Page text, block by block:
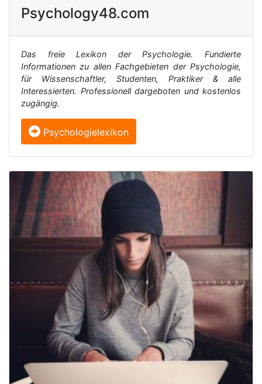
Psychology48.com
Das freie Lexikon der Psychologie. Fundierte
Informationen zu allen Fachgebieten der Psychologie,
für Wissenschaftler, Studenten, Praktiker & alle
Interessierten. Professionell dargeboten und kostenlos
zugängig.
Psychologielexikon